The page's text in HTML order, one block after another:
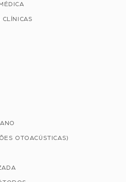
OTOACÚSTICAS)